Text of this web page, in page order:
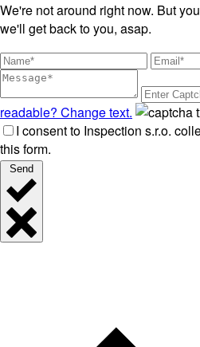
We're not around right now. But
we'll get back to you, asap.
readable? Change text.
I consent to Inspection s.r.o.
this form.
Send